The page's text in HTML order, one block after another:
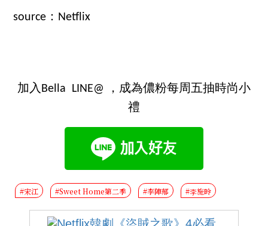
source：Netflix
加入Bella LINE@ ，成為儂粉每周五抽時尚小
禮
#宋江 #Sweet Home第二季 #李陣郁 #李施昤